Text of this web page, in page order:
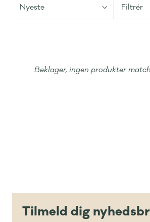
Nyeste Filtrér
Beklager, ingen produkter
Tilmeld dig